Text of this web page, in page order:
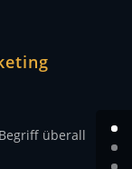
überall